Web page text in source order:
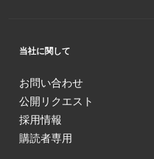
当社に関して
お問い合わせ
公開リクエスト
採用情報
購読者専用